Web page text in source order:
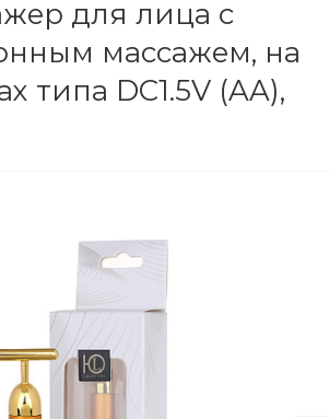
для лица с
массажем, на
типа DC1.5V (AA),